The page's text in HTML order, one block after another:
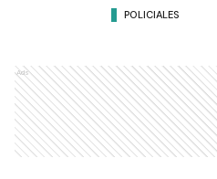
POLICIALES
Ads